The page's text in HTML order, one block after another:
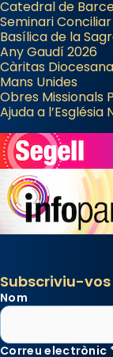
Catedral de
Seminari
Basílica de la
Any Gaudí 2026
Càritas
Mans Unides
Obres Missionals
Ajuda a l’Església
Subscriviu-
Nom
Correu electrònic